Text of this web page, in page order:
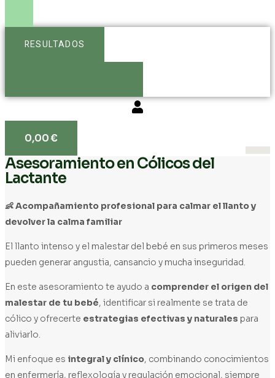
RESULTADOS
0,00€
Asesoramiento en Cólicos del
Lactante
👶 Acompañamiento profesional para calmar el llanto y
devolver la calma familiar
El llanto intenso y el malestar del bebé en sus primeros meses
pueden generar angustia, cansancio y mucha inseguridad.
En este asesoramiento te ayudo a comprender el origen del
malestar de tu bebé, identificar si realmente se trata de
cólico y ofrecerte estrategias efectivas y naturales para
aliviarlo.
Mi enfoque es integral y clínico, combinando conocimientos
en enfermería, reflexología y regulación emocional, siempre